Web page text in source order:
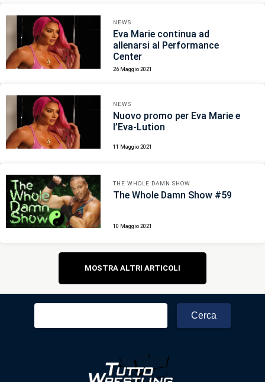
NEWS
Eva Marie continua ad
allenarsi al Performance
Center
26 Maggio 2021
NEWS
Nuovo promo per Eva Marie e
l’Eva-Lution
11 Maggio 2021
THE WHOLE DAMN SHOW
The Whole Damn Show #59
10 Maggio 2021
Navigazione
articoli
MOSTRA ALTRI ARTICOLI
Ricerca